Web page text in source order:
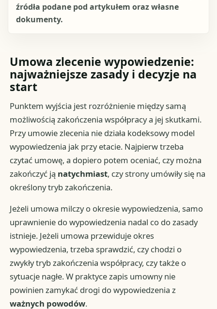
źródła podane pod artykułem oraz własne
dokumenty.
Umowa zlecenie wypowiedzenie:
najważniejsze zasady i decyzje na
start
Punktem wyjścia jest rozróżnienie między samą
możliwością zakończenia współpracy a jej skutkami.
Przy umowie zlecenia nie działa kodeksowy model
wypowiedzenia jak przy etacie. Najpierw trzeba
czytać umowę, a dopiero potem oceniać, czy można
zakończyć ją natychmiast, czy strony umówiły się na
określony tryb zakończenia.
Jeżeli umowa milczy o okresie wypowiedzenia, samo
uprawnienie do wypowiedzenia nadal co do zasady
istnieje. Jeżeli umowa przewiduje okres
wypowiedzenia, trzeba sprawdzić, czy chodzi o
zwykły tryb zakończenia współpracy, czy także o
sytuacje nagłe. W praktyce zapis umowny nie
powinien zamykać drogi do wypowiedzenia z
ważnych powodów.